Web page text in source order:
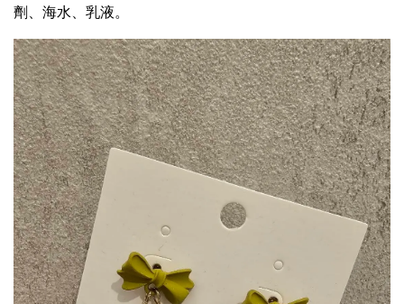
劑、海水、乳液。